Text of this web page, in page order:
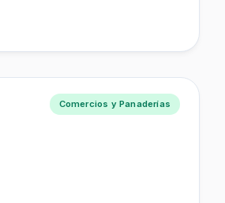
Comercios y Panaderías